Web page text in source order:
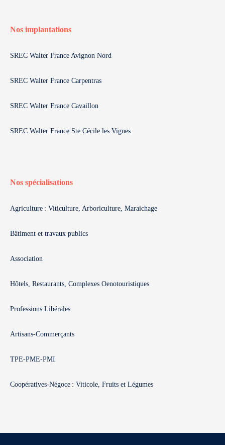
Nos implantations
SREC Walter France Avignon Nord
SREC Walter France Carpentras
SREC Walter France Cavaillon
SREC Walter France Ste Cécile les Vignes
Nos spécialisations
Agriculture : Viticulture, Arboriculture, Maraichage
Bâtiment et travaux publics
Association
Hôtels, Restaurants, Complexes Oenotouristiques
Professions Libérales
Artisans-Commerçants
TPE-PME-PMI
Coopératives-Négoce : Viticole, Fruits et Légumes